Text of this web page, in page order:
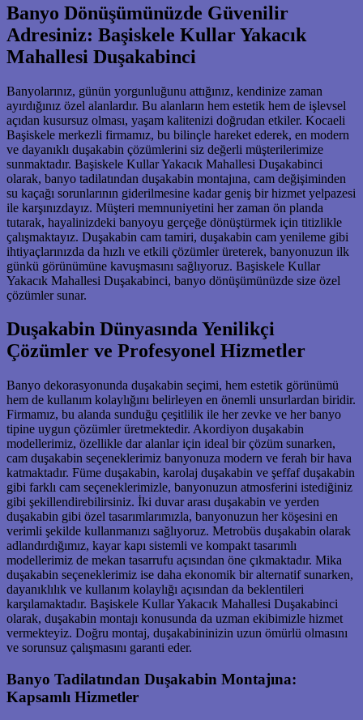
Banyo Dönüşümünüzde Güvenilir
Adresiniz: Başiskele Kullar Yakacık
Mahallesi Duşakabinci
Banyolarınız, günün yorgunluğunu attığınız, kendinize zaman
ayırdığınız özel alanlardır. Bu alanların hem estetik hem de işlevsel
açıdan kusursuz olması, yaşam kalitenizi doğrudan etkiler. Kocaeli
Başiskele merkezli firmamız, bu bilinçle hareket ederek, en modern
ve dayanıklı duşakabin çözümlerini siz değerli müşterilerimize
sunmaktadır. Başiskele Kullar Yakacık Mahallesi Duşakabinci
olarak, banyo tadilatından duşakabin montajına, cam değişiminden
su kaçağı sorunlarının giderilmesine kadar geniş bir hizmet yelpazesi
ile karşınızdayız. Müşteri memnuniyetini her zaman ön planda
tutarak, hayalinizdeki banyoyu gerçeğe dönüştürmek için titizlikle
çalışmaktayız. Duşakabin cam tamiri, duşakabin cam yenileme gibi
ihtiyaçlarınızda da hızlı ve etkili çözümler üreterek, banyonuzun ilk
günkü görünümüne kavuşmasını sağlıyoruz. Başiskele Kullar
Yakacık Mahallesi Duşakabinci, banyo dönüşümünüzde size özel
çözümler sunar.
Duşakabin Dünyasında Yenilikçi
Çözümler ve Profesyonel Hizmetler
Banyo dekorasyonunda duşakabin seçimi, hem estetik görünümü
hem de kullanım kolaylığını belirleyen en önemli unsurlardan biridir.
Firmamız, bu alanda sunduğu çeşitlilik ile her zevke ve her banyo
tipine uygun çözümler üretmektedir. Akordiyon duşakabin
modellerimiz, özellikle dar alanlar için ideal bir çözüm sunarken,
cam duşakabin seçeneklerimiz banyonuza modern ve ferah bir hava
katmaktadır. Füme duşakabin, karolaj duşakabin ve şeffaf duşakabin
gibi farklı cam seçeneklerimizle, banyonuzun atmosferini istediğiniz
gibi şekillendirebilirsiniz. İki duvar arası duşakabin ve yerden
duşakabin gibi özel tasarımlarımızla, banyonuzun her köşesini en
verimli şekilde kullanmanızı sağlıyoruz. Metrobüs duşakabin olarak
adlandırdığımız, kayar kapı sistemli ve kompakt tasarımlı
modellerimiz de mekan tasarrufu açısından öne çıkmaktadır. Mika
duşakabin seçeneklerimiz ise daha ekonomik bir alternatif sunarken,
dayanıklılık ve kullanım kolaylığı açısından da beklentileri
karşılamaktadır. Başiskele Kullar Yakacık Mahallesi Duşakabinci
olarak, duşakabin montajı konusunda da uzman ekibimizle hizmet
vermekteyiz. Doğru montaj, duşakabininizin uzun ömürlü olmasını
ve sorunsuz çalışmasını garanti eder.
Banyo Tadilatından Duşakabin Montajına:
Kapsamlı Hizmetler